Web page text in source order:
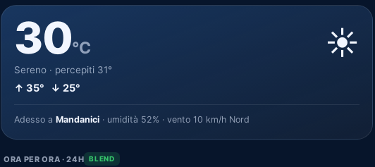
30°C
Sereno · percepiti 31°
↑ 35° ↓ 25°
☀️
Adesso a Mandanici · umidità 52% · vento 10 km/h Nord
ORA PER ORA · 24H BLEND